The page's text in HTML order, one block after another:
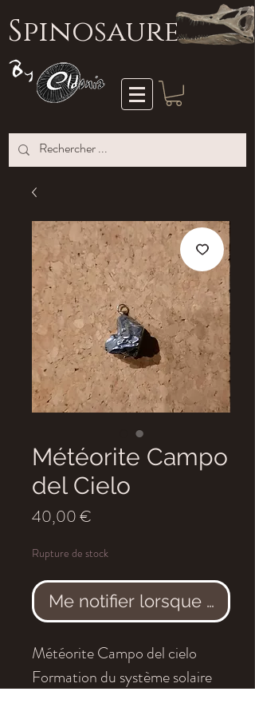
Spinosaure
Météorite Campo
del Cielo
40,00 €
Rupture de stock
Me notifier lorsque cet
Météorite Campo del cielo
Formation du système solaire